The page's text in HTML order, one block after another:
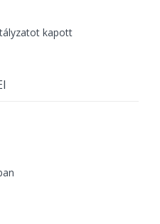
kapott